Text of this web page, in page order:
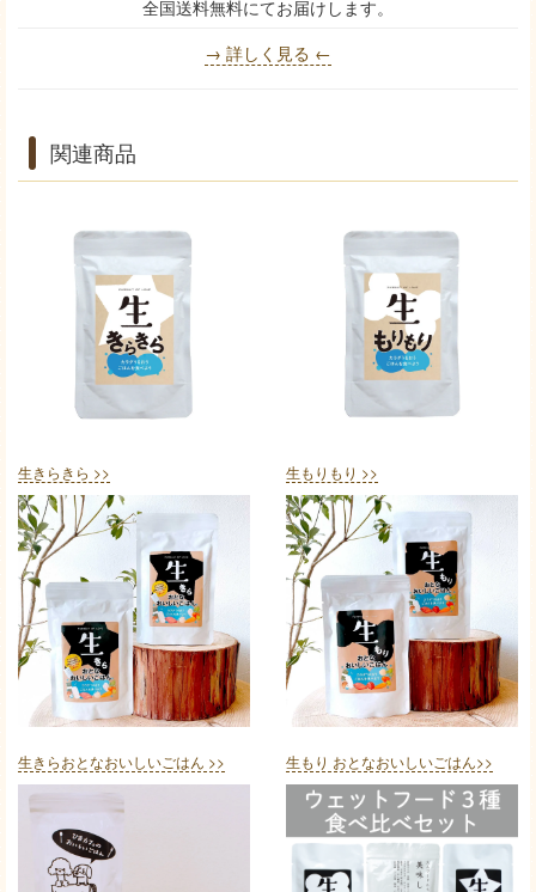
全国送料無料にてお届けします。
→ 詳しく見る ←
関連商品
生きらきら >> 生もりもり >>
生きらおとなおいしいごはん >> 生もり おとなおいしいごはん>>